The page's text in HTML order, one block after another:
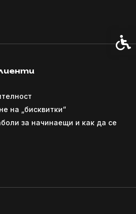
на „бисквитки“
за начинаещи и как да се